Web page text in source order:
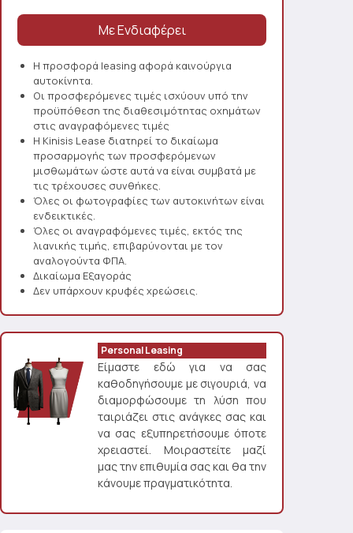
Η προσφορά leasing αφορά καινούργια
αυτοκίνητα.
Οι προσφερόμενες τιμές ισχύουν υπό την
προϋπόθεση της διαθεσιμότητας οχημάτων
στις αναγραφόμενες τιμές
Η Kinisis Lease διατηρεί το δικαίωμα
προσαρμογής των προσφερόμενων
μισθωμάτων ώστε αυτά να είναι συμβατά με
τις τρέχουσες συνθήκες.
Όλες οι φωτογραφίες των αυτοκινήτων είναι
ενδεικτικές.
Όλες οι αναγραφόμενες τιμές, εκτός της
λιανικής τιμής, επιβαρύνονται με τον
αναλογούντα ΦΠΑ.
Δικαίωμα Εξαγοράς
Δεν υπάρχουν κρυφές χρεώσεις.
Personal Leasing
Είμαστε εδώ για να σας
καθοδηγήσουμε με σιγουριά, να
διαμορφώσουμε τη λύση που
ταιριάζει στις ανάγκες σας και
να σας εξυπηρετήσουμε όποτε
χρειαστεί. Μοιραστείτε μαζί
μας την επιθυμία σας και θα την
κάνουμε πραγματικότητα.